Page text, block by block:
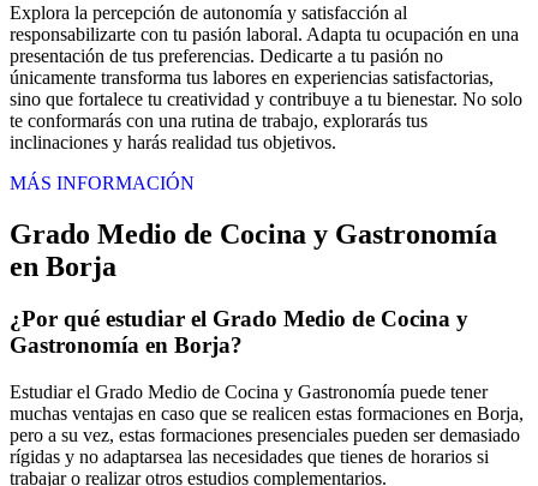
Explora la percepción de autonomía y satisfacción al
responsabilizarte con tu pasión laboral. Adapta tu ocupación en una
presentación de tus preferencias. Dedicarte a tu pasión no
únicamente transforma tus labores en experiencias satisfactorias,
sino que fortalece tu creatividad y contribuye a tu bienestar. No solo
te conformarás con una rutina de trabajo, explorarás tus
inclinaciones y harás realidad tus objetivos.
MÁS INFORMACIÓN
Grado Medio de Cocina y Gastronomía
en Borja
¿Por qué estudiar el Grado Medio de Cocina y
Gastronomía en Borja?
Estudiar el Grado Medio de Cocina y Gastronomía puede tener
muchas ventajas en caso que se realicen estas formaciones en Borja,
pero a su vez, estas formaciones presenciales pueden ser demasiado
rígidas y no adaptarsea las necesidades que tienes de horarios si
trabajar o realizar otros estudios complementarios.